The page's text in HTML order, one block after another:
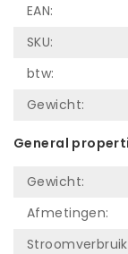
EAN:
SKU:
btw:
Gewicht:
General
Gewicht:
Afmetingen: